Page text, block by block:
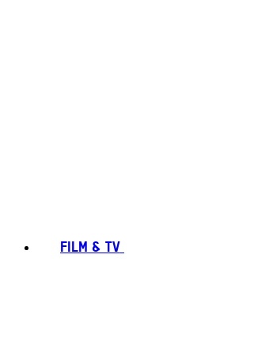
FILM & TV